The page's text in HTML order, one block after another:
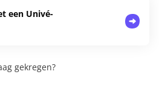
een Univé-
gekregen?